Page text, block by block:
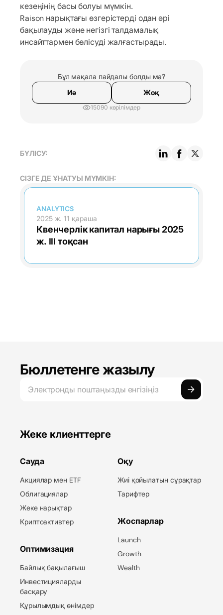
кезеңінің басы болуы мүмкін.
Raison нарықтағы өзгерістерді одан әрі
бақылауды және негізгі талдамалық
инсайттармен бөлісуді жалғастырады.
Бұл мақала пайдалы болды ма?
Иә
Жоқ
15090 көрілімдер
БҮЛІСУ:
СІЗГЕ ДЕ ҰНАТУЫ МҮМКІН:
ANALYTICS
2025 ж. 11 қараша
Квенчерлік капитал нарығы 2025
ж. III тоқсан
Бюллетенге жазылу
Жеке клиенттерге
Сауда
Акциялар мен ETF
Облигациялар
Жеке нарықтар
Криптоактивтер
Оптимизация
Байлық бақылағыш
Инвестицияларды
басқару
Құрылымдық өнімдер
Оқу
Жиі қойылатын сұрақтар
Тарифтер
Жоспарлар
Launch
Growth
Wealth